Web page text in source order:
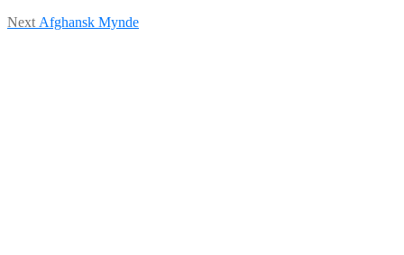
Indlægsnavigation
Next Next
Afghansk Mynde